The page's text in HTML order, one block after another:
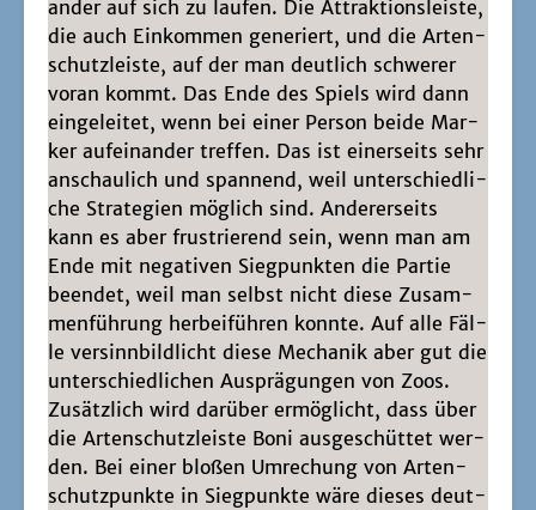
an­der auf sich zu lau­fen. Die Attrak­ti­ons­leis­te,
die auch Ein­kom­men gene­riert, und die Arten­
schutz­leis­te, auf der man deut­lich schwe­rer
vor­an kommt. Das Ende des Spiels wird dann
ein­ge­lei­tet, wenn bei einer Per­son bei­de Mar­
ker auf­ein­an­der tref­fen. Das ist einer­seits sehr
anschau­lich und span­nend, weil unter­schied­li­
che Stra­te­gien mög­lich sind. Ande­rer­seits
kann es aber frus­trie­rend sein, wenn man am
Ende mit nega­ti­ven Sieg­punk­ten die Par­tie
been­det, weil man selbst nicht die­se Zusam­
men­füh­rung her­bei­füh­ren konn­te. Auf alle Fäl­
le ver­sinn­bild­licht die­se Mecha­nik aber gut die
unter­schied­li­chen Aus­prä­gun­gen von Zoos.
Zusätz­lich wird dar­über ermög­licht, dass über
die Arten­schutz­leis­te Boni aus­ge­schüt­tet wer­
den. Bei einer blo­ßen Umre­chung von Arten­
schutz­punk­te in Sieg­punk­te wäre die­ses deut­